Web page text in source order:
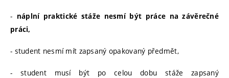
- náplní praktické stáže nesmí být práce na závěrečné
práci,
- student nesmí mít zapsaný opakovaný předmět,
- student musí být po celou dobu stáže zapsaný